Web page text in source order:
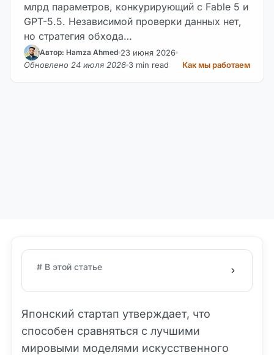
млрд параметров, конкурирующий с Fable 5 и
GPT-5.5. Независимой проверки данных нет,
но стратегия обхода…
Автор: Hamza Ahmed 23 июня 2026
Обновлено 24 июля 2026 3 min read Как мы работаем
# В этой статье
Японский стартап утверждает, что
способен сравняться с лучшими
мировыми моделями искусственного